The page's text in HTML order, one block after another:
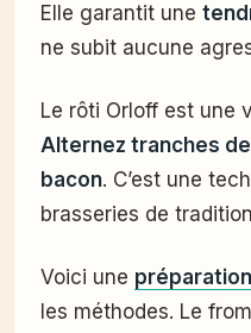
Elle garantit une
ne subit aucune
Le rôti Orloff est une
Alternez tranches
bacon. C’est une
brasseries de
Voici une
les méthodes. Le